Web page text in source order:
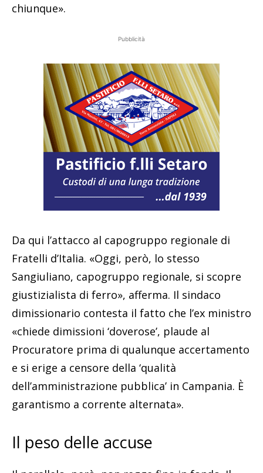
chiunque».
Pubblicità
Da qui l’attacco al capogruppo regionale di
Fratelli d’Italia. «Oggi, però, lo stesso
Sangiuliano, capogruppo regionale, si scopre
giustizialista di ferro», afferma. Il sindaco
dimissionario contesta il fatto che l’ex ministro
«chiede dimissioni ‘doverose’, plaude al
Procuratore prima di qualunque accertamento
e si erige a censore della ‘qualità
dell’amministrazione pubblica’ in Campania. È
garantismo a corrente alternata».
Il peso delle accuse